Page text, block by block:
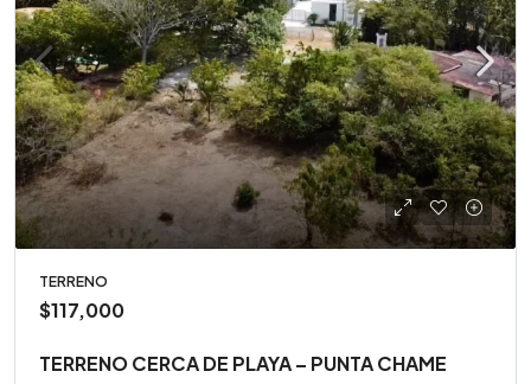
TERRENO
$117,000
TERRENO CERCA DE PLAYA – PUNTA CHAME